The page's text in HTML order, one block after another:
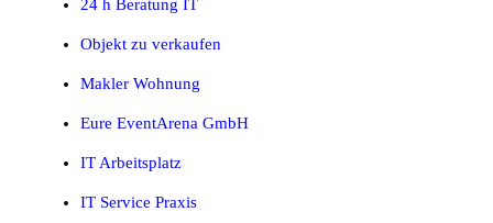
24 h Beratung IT
Objekt zu verkaufen
Makler Wohnung
Eure EventArena GmbH
IT Arbeitsplatz
IT Service Praxis